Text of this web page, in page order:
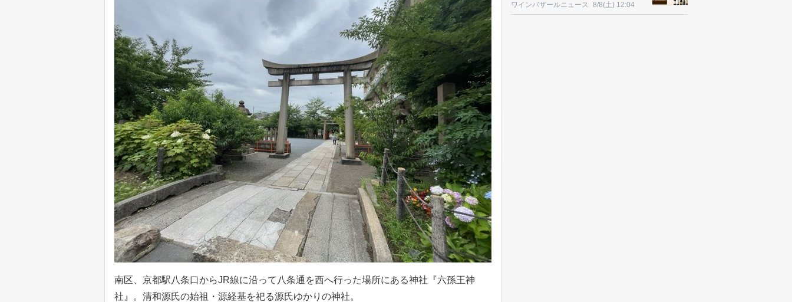
南区、京都駅八条口からJR線に沿って八条通を西へ行った場所にある神社『六孫王神
社』。清和源氏の始祖・源経基を祀る源氏ゆかりの神社。
ワインバザールニュース 8/8(土) 12:04